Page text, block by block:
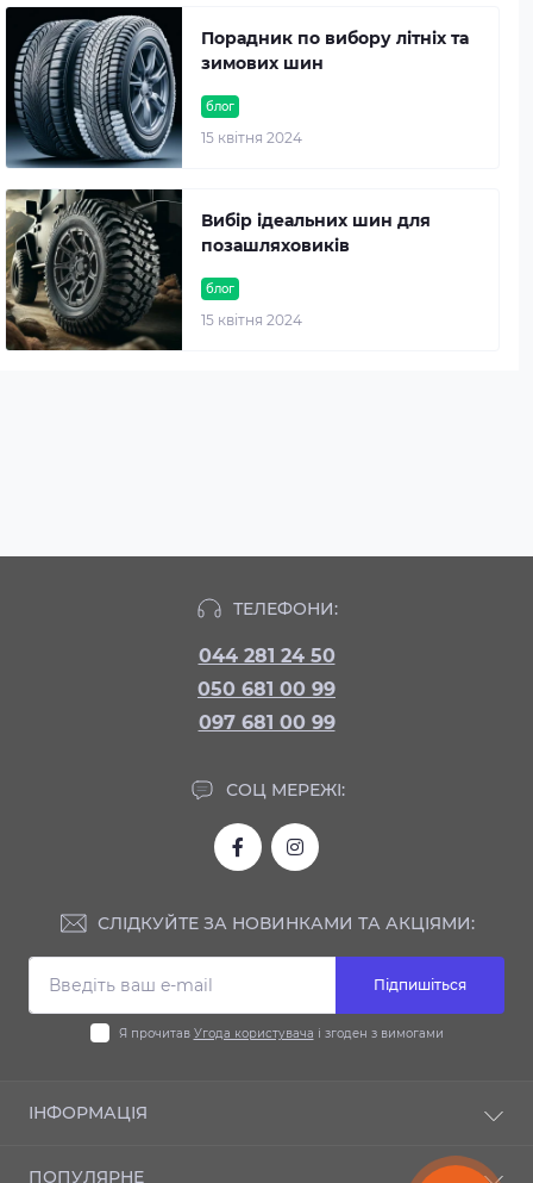
блог
15 квітня 2024
Порадник по вибору літніх та
зимових шин
блог
15 квітня 2024
Вибір ідеальних шин для
позашляховиків
ТЕЛЕФОНИ:
044 281 24 50
050 681 00 99
097 681 00 99
СОЦ МЕРЕЖІ:
СЛІДКУЙТЕ ЗА НОВИНКАМИ ТА АКЦІЯМИ:
Підпишіться
Я прочитав Угода користувача і згоден з вимогами
ІНФОРМАЦІЯ
ПОПУЛЯРНЕ